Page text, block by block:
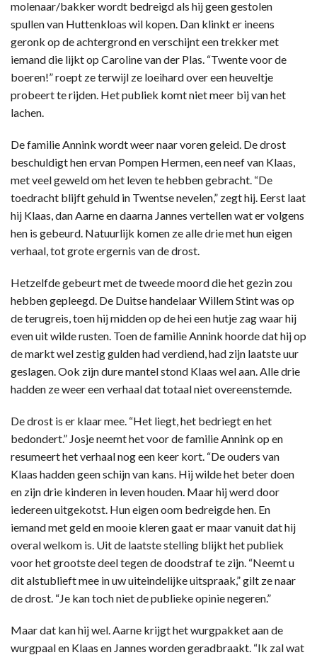
molenaar/bakker wordt bedreigd als hij geen gestolen
spullen van Huttenkloas wil kopen. Dan klinkt er ineens
geronk op de achtergrond en verschijnt een trekker met
iemand die lijkt op Caroline van der Plas. “Twente voor de
boeren!” roept ze terwijl ze loeihard over een heuveltje
probeert te rijden. Het publiek komt niet meer bij van het
lachen.
De familie Annink wordt weer naar voren geleid. De drost
beschuldigt hen ervan Pompen Hermen, een neef van Klaas,
met veel geweld om het leven te hebben gebracht. “De
toedracht blijft gehuld in Twentse nevelen,” zegt hij. Eerst laat
hij Klaas, dan Aarne en daarna Jannes vertellen wat er volgens
hen is gebeurd. Natuurlijk komen ze alle drie met hun eigen
verhaal, tot grote ergernis van de drost.
Hetzelfde gebeurt met de tweede moord die het gezin zou
hebben gepleegd. De Duitse handelaar Willem Stint was op
de terugreis, toen hij midden op de hei een hutje zag waar hij
even uit wilde rusten. Toen de familie Annink hoorde dat hij op
de markt wel zestig gulden had verdiend, had zijn laatste uur
geslagen. Ook zijn dure mantel stond Klaas wel aan. Alle drie
hadden ze weer een verhaal dat totaal niet overeenstemde.
De drost is er klaar mee. “Het liegt, het bedriegt en het
bedondert.” Josje neemt het voor de familie Annink op en
resumeert het verhaal nog een keer kort. “De ouders van
Klaas hadden geen schijn van kans. Hij wilde het beter doen
en zijn drie kinderen in leven houden. Maar hij werd door
iedereen uitgekotst. Hun eigen oom bedreigde hen. En
iemand met geld en mooie kleren gaat er maar vanuit dat hij
overal welkom is. Uit de laatste stelling blijkt het publiek
voor het grootste deel tegen de doodstraf te zijn. “Neemt u
dit alstublieft mee in uw uiteindelijke uitspraak,” gilt ze naar
de drost. “Je kan toch niet de publieke opinie negeren.”
Maar dat kan hij wel. Aarne krijgt het wurgpakket aan de
wurgpaal en Klaas en Jannes worden geradbraakt. “Ik zal wat